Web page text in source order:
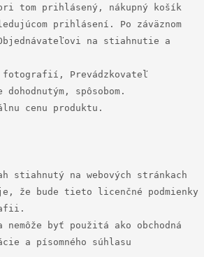
tom prihlásený, nákupný košík
prihlásení. Po záväznom
na stiahnutie a
fotografií, Prevádzkovateľ
spôsobom.
cenu produktu.
stiahnutý na webových stránkach
že bude tieto licenčné podmienky
byť použitá ako obchodná
a písomného súhlasu